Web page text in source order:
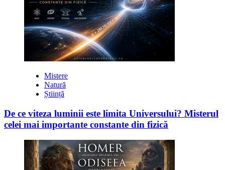
Mistere
Natură
Știință
De ce viteza luminii este limita Universului? Misterul
celei mai importante constante din fizică